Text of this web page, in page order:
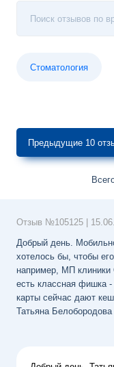
Поиск отзывов по
Стоматология
Предыдущие 10
Отзыв №105125
Добрый день.
хотелось бы, чтобы
например, МП клиники
есть классная фишка
карты сейчас дают
Татьяна Белобородова